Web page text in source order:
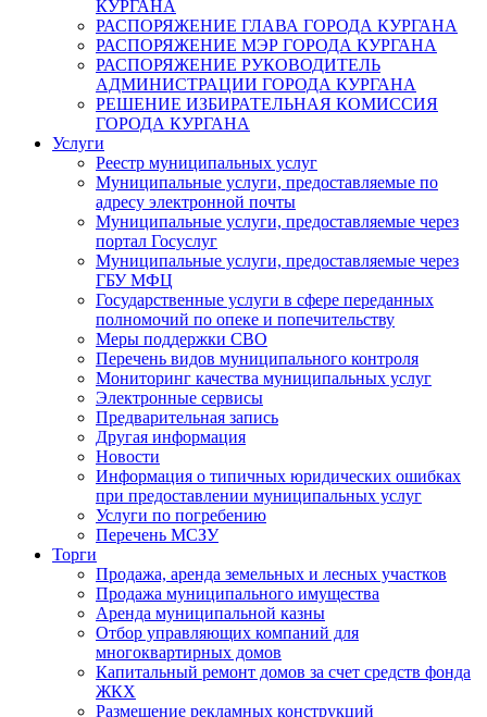
КУРГАНА
РАСПОРЯЖЕНИЕ ГЛАВА ГОРОДА КУРГАНА
РАСПОРЯЖЕНИЕ МЭР ГОРОДА КУРГАНА
РАСПОРЯЖЕНИЕ РУКОВОДИТЕЛЬ
АДМИНИСТРАЦИИ ГОРОДА КУРГАНА
РЕШЕНИЕ ИЗБИРАТЕЛЬНАЯ КОМИССИЯ
ГОРОДА КУРГАНА
Услуги
Реестр муниципальных услуг
Муниципальные услуги, предоставляемые по
адресу электронной почты
Муниципальные услуги, предоставляемые через
портал Госуслуг
Муниципальные услуги, предоставляемые через
ГБУ МФЦ
Государственные услуги в сфере переданных
полномочий по опеке и попечительству
Меры поддержки СВО
Перечень видов муниципального контроля
Мониторинг качества муниципальных услуг
Электронные сервисы
Предварительная запись
Другая информация
Новости
Информация о типичных юридических ошибках
при предоставлении муниципальных услуг
Услуги по погребению
Перечень МСЗУ
Торги
Продажа, аренда земельных и лесных участков
Продажа муниципального имущества
Аренда муниципальной казны
Отбор управляющих компаний для
многоквартирных домов
Капитальный ремонт домов за счет средств фонда
ЖКХ
Размещение рекламных конструкций